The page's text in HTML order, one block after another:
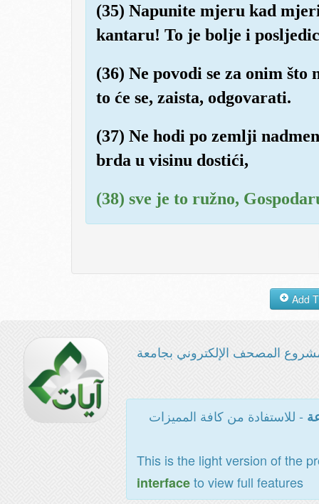
(35) Napunite mjeru kad
kantaru! To je bolje i
(36) Ne povodi se za onim
to će se, zaista, odgovarati.
(37) Ne hodi po zemlji
brda u visinu dostići,
(38) sve je to ružno,
المصحف الإلكتروني بجامعة
- للاستفادة من كافة المميزات
This is the light version of the
interfaceto view full features